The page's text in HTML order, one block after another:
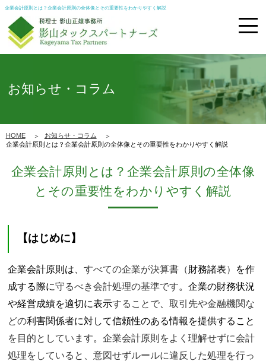
企業会計原則とは？企業会計原則の全体像とその重要性をわかりやすく解説
お知らせ・コラム
HOME
お知らせ・コラム
企業会計原則とは？企業会計原則の全体像とその重要性をわかりやすく解説
企業会計原則とは？企業会計原則の全体像
とその重要性をわかりやすく解説
【はじめに】
企業会計原則は、すべての企業が決算書（財務諸表） を作
成する際に守るべき会計処理の基準です。企業の財務状況
や経営成績を適切に表示することで 、取引先や金融機関な
どの利害関係者に対して信頼性のある情報を提供すること
を目的としています。企業会計原則をよく理解せずに会計
処理をしていると、意図せずルールに違反した処理を行っ